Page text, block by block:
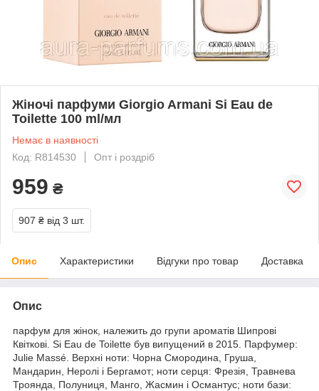
Жіночі парфуми Giorgio Armani Si Eau de
Toilette 100 ml/мл
Немає в наявності
Код: R814530
Опт і роздріб
959 ₴
907 ₴ від 3 шт.
Опис Характеристики Відгуки про товар Доставка
Опис
парфум для жінок, належить до групи ароматів Шипрові
Квіткові. Si Eau de Toilette був випущений в 2015. Парфумер:
Julie Massé. Верхні ноти: Чорна Смородина, Груша,
Мандарин, Неролі і Бергамот; ноти серця: Фрезія, Травнева
Троянда, Полуниця, Манго, Жасмин і Османтус; ноти бази: